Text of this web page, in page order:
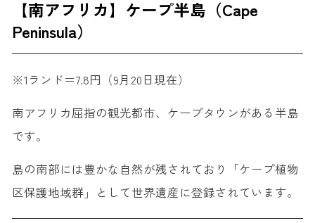
【南アフリカ】ケープ半島（Cape
Peninsula）
※1ランド＝7.8円（9月20日現在）
南アフリカ屈指の観光都市、ケープタウンがある半島
です。
島の南部には豊かな自然が残されており「ケープ植物
区保護地域群」として世界遺産に登録されています。